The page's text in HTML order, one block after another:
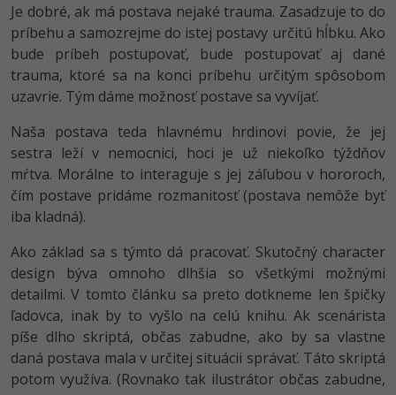
Je dobré, ak má postava nejaké trauma. Zasadzuje to do
príbehu a samozrejme do istej postavy určitú hĺbku. Ako
bude príbeh postupovať, bude postupovať aj dané
trauma, ktoré sa na konci príbehu určitým spôsobom
uzavrie. Tým dáme možnosť postave sa vyvíjať.
Naša postava teda hlavnému hrdinovi povie, že jej
sestra leží v nemocnici, hoci je už niekoľko týždňov
mŕtva. Morálne to interaguje s jej záľubou v hororoch,
čím postave pridáme rozmanitosť (postava nemôže byť
iba kladná).
Ako základ sa s týmto dá pracovať. Skutočný character
design býva omnoho dlhšia so všetkými možnými
detailmi. V tomto článku sa preto dotkneme len špičky
ľadovca, inak by to vyšlo na celú knihu. Ak scenárista
píše dlho skriptá, občas zabudne, ako by sa vlastne
daná postava mala v určitej situácii správať. Táto skriptá
potom využíva. (Rovnako tak ilustrátor občas zabudne,